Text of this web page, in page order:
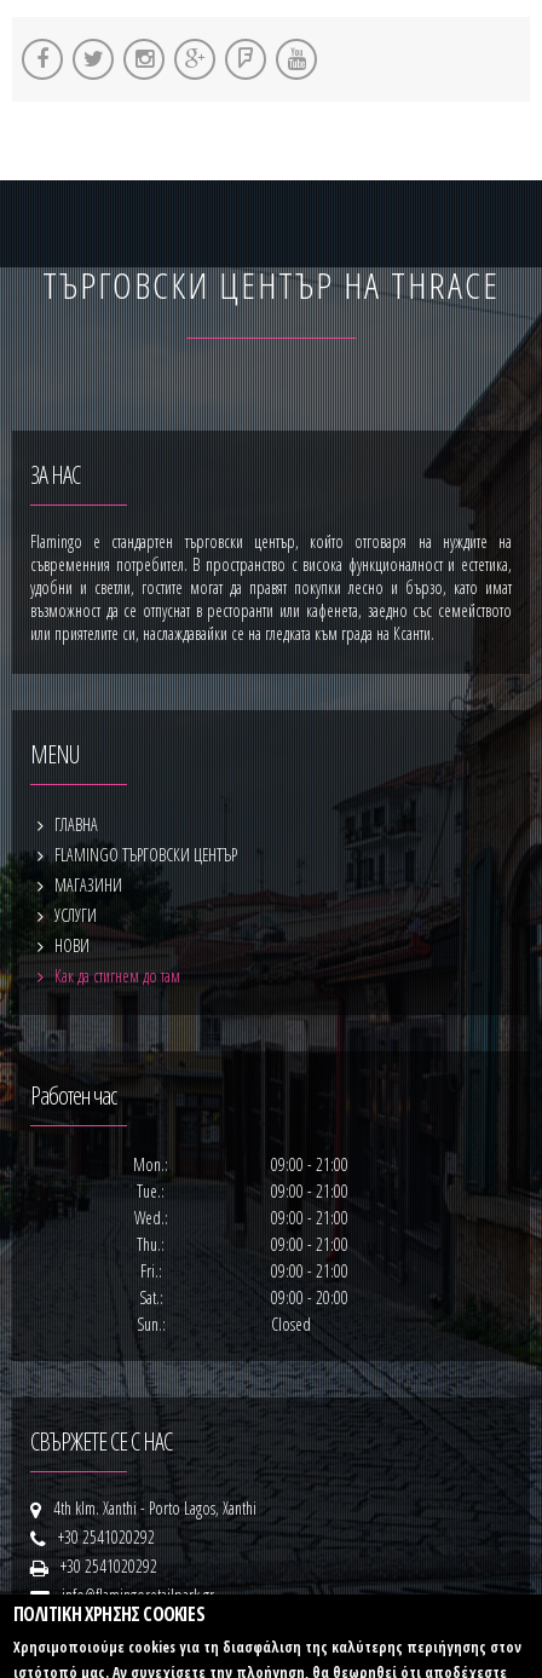
ТЪРГОВСКИ ЦЕНТЪР НА THRACE
ЗА НАС
Flamingo е стандартен търговски център, който отговаря на нуждите на
съвременния потребител. В пространство с висока функционалност и естетика,
удобни и светли, гостите могат да правят покупки лесно и бързо, като имат
възможност да се отпуснат в ресторанти или кафенета, заедно със семейството
или приятелите си, наслаждавайки се на гледката към града на Ксанти.
MENU
ГЛАВНА
FLAMINGO ТЪРГОВСКИ ЦЕНТЪР
МАГАЗИНИ
УСЛУГИ
НОВИ
Как да стигнем до там
Работен час
Mon.:
09:00 - 21:00
Tue.:
09:00 - 21:00
Wed.:
09:00 - 21:00
Thu.:
09:00 - 21:00
Fri.:
09:00 - 21:00
Sat.:
09:00 - 20:00
Sun.:
Closed
СВЪРЖЕТЕ СЕ С НАС
4th klm. Xanthi - Porto Lagos, Xanthi
+30 2541020292
+30 2541020292
info@flamingoretailpark.gr
www.flamingoretailpark.gr
ΠΟΛΙΤΙΚΗ ΧΡΗΣΗΣ COOKIES
Χρησιμοποιούμε cookies για τη διασφάλιση της καλύτερης περιήγησης στον
ιστότοπό μας. Αν συνεχίσετε την πλοήγηση, θα θεωρηθεί ότι αποδέχεστε